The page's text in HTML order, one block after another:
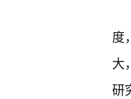
度
大
研